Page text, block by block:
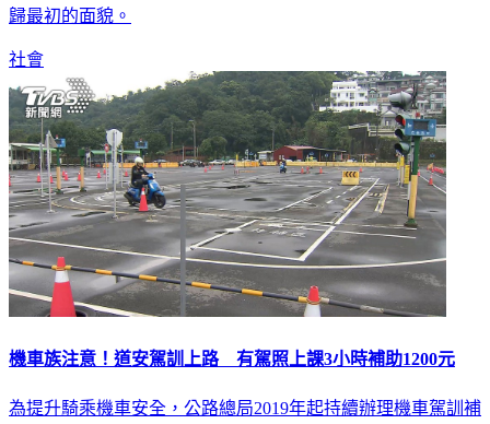
歸最初的面貌。
社會
機車族注意！道安駕訓上路 有駕照上課3小時補助1200元
為提升騎乘機車安全，公路總局2019年起持續辦理機車駕訓補